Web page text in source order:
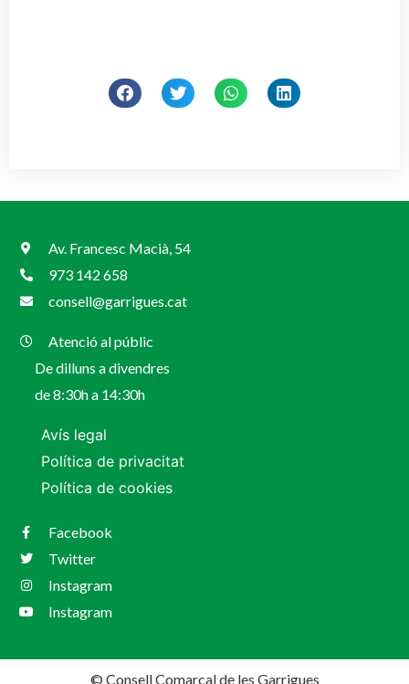
Av. Francesc Macià, 54
973 142 658
consell@garrigues.cat
Atenció al públic
De dilluns a divendres
de 8:30h a 14:30h
Avís legal
Política de privacitat
Política de cookies
Facebook
Twitter
Instagram
Instagram
© Consell Comarcal de les Garrigues